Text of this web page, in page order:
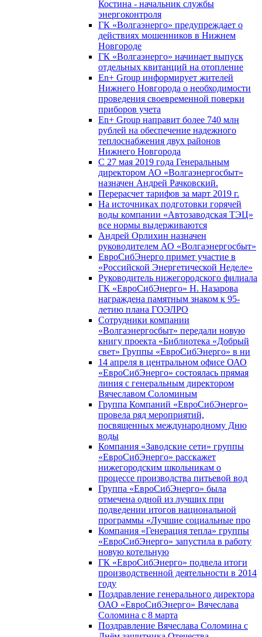
Костина - начальник службы
энергоконтроля
ГК «Волгаэнерго» предупреждает о
действиях мошенников в Нижнем
Новгороде
ГК «Волгаэнерго» начинает выпуск
отдельных квитанций на отопление
En+ Group информирует жителей
Нижнего Новгорода о необходимости
проведения своевременной поверки
приборов учета
En+ Group направит более 740 млн
рублей на обеспечение надежного
теплоснабжения двух районов
Нижнего Новгорода
С 27 мая 2019 года Генеральным
директором АО «Волгаэнергосбыт»
назначен Андрей Рачковский.
Перерасчет тарифов за март 2019 г.
На источниках подготовки горячей
воды компании «Автозаводская ТЭЦ»
все нормы выдерживаются
Андрей Орлихин назначен
руководителем АО «Волгаэнергосбыт»
ЕвроСибЭнерго примет участие в
«Российской Энергетической Неделе»
Руководитель нижегородского филиала
ГК «ЕвроСибЭнерго» Н. Назарова
награждена памятным знаком к 95-
летию плана ГОЭЛРО
Сотрудники компании
«Волгаэнергосбыт» передали новую
книгу проекта «Библиотека «Добрый
свет» Группы «ЕвроСибЭнерго» в ни
14 апреля в центральном офисе ОАО
«ЕвроСибЭнерго» состоялась прямая
линия с генеральным директором
Вячеславом Соломиным
Группа Компаний «ЕвроСибЭнерго»
провела ряд мероприятий,
посвященных международному Дню
воды
Компания «Заводские сети» группы
«ЕвроСибЭнерго» расскажет
нижегородским школьникам о
процессе производства питьевой вод
Группа «ЕвроСибЭнерго» была
отмечена одной из лучших при
подведении итогов национальной
программы «Лучшие социальные про
Компания «Генерация тепла» группы
«ЕвроСибЭнерго» запустила в работу
новую котельную
ГК «ЕвроСибЭнерго» подвела итоги
производственной деятельности в 2014
году
Поздравление генерального директора
ОАО «ЕвроСибЭнерго» Вячеслава
Соломина с 8 марта
Поздравление Вячеслава Соломина с